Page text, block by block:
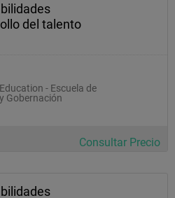
del talento
- Escuela de
Gobernación
Consultar Precio